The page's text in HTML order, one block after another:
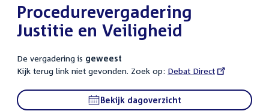
:Procedurevergadering
Justitie en Veiligheid
De vergadering is geweest
Kijk terug link niet gevonden. Zoek op: External
Debat Direct
Bekijk dagoverzicht